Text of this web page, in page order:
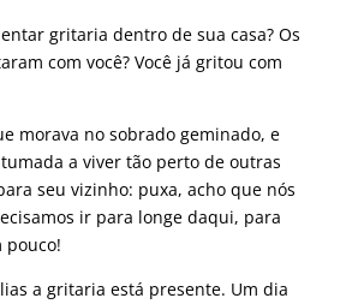
gritaria dentro de sua casa? Os
com você? Você já gritou com
morava no sobrado geminado, e
a viver tão perto de outras
seu vizinho: puxa, acho que nós
ir para longe daqui, para
pouco!
a gritaria está presente. Um dia